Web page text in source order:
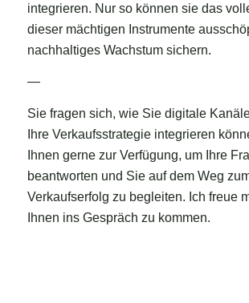
integrieren. Nur so können sie das
dieser mächtigen Instrumente
nachhaltiges Wachstum sichern.
—
Sie fragen sich, wie Sie digitale
Ihre Verkaufsstrategie integrieren
Ihnen gerne zur Verfügung, um Ihre
beantworten und Sie auf dem Weg
Verkaufserfolg zu begleiten. Ich freue
Ihnen ins Gespräch zu kommen.